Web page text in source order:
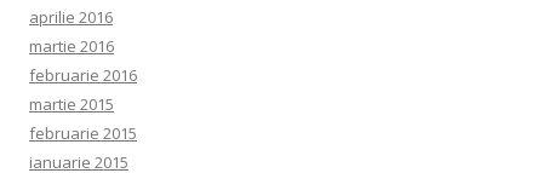
aprilie 2016
martie 2016
februarie 2016
martie 2015
februarie 2015
ianuarie 2015